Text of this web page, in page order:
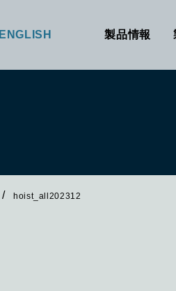
ENGLISH 製品情報
hoist_all202312